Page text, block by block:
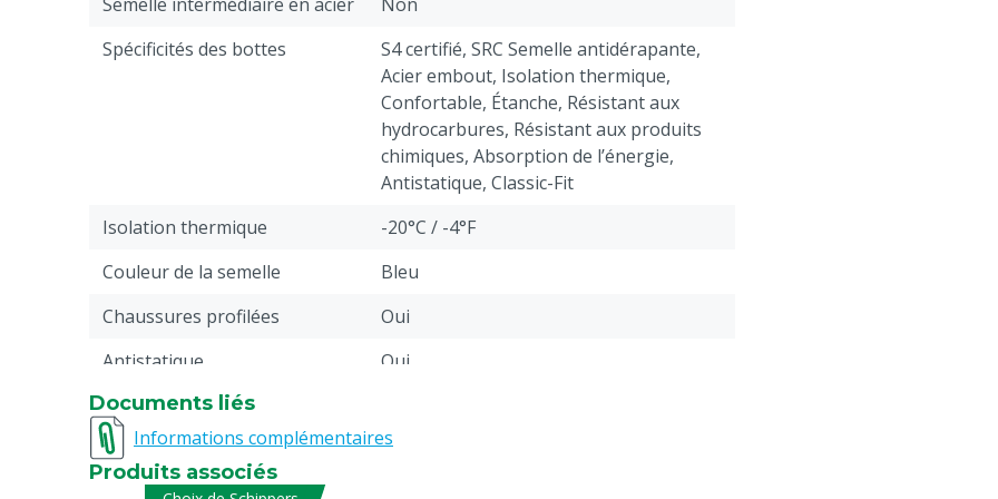
Spécificités des bottes
S4 certifié, SRC Semelle antidérapante,
Acier embout, Isolation thermique,
Confortable, Étanche, Résistant aux
hydrocarbures, Résistant aux produits
chimiques, Absorption de l’énergie,
Antistatique, Classic-Fit
Isolation thermique
-20°C / -4°F
Couleur de la semelle
Bleu
Chaussures profilées
Oui
Antistatique
Oui
Résistance aux liquides
Pièces
1
Documents liés
Informations complémentaires
Produits associés